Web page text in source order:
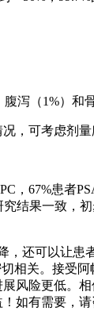
（1%）和骨
，可考虑剂量
67%患者
结果一致，
还可以让患
相关。接受
风险更低。
如有需要，